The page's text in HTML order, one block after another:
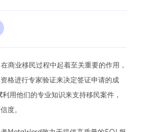
在商业移民过程中起着至关重要的作用，
格进行专家验证来决定签证申请的成
利用他们的专业知识来支持移民案件，
度。